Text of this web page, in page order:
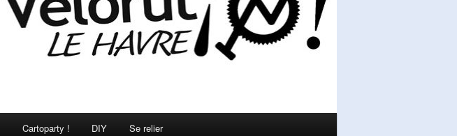
Cartoparty ! DIY Se relier